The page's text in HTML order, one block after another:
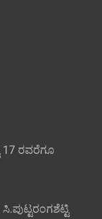
17 ರವರೆಗೂ